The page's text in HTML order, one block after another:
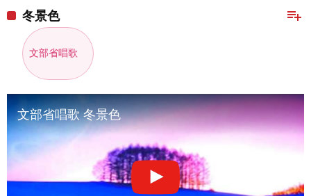
playlist_add
冬景色
文部省唱歌
文部省唱歌 冬景色